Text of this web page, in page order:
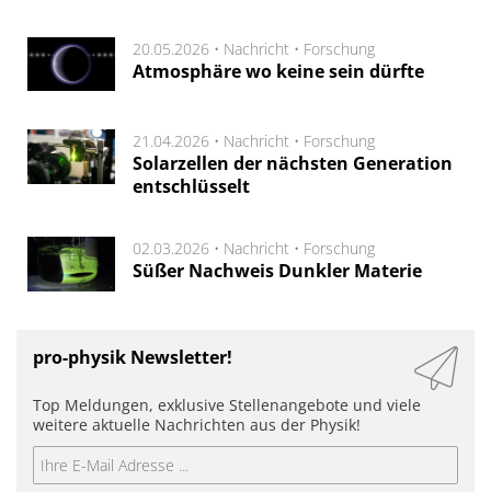
20.05.2026 • Nachricht • Forschung
Atmosphäre wo keine sein dürfte
21.04.2026 • Nachricht • Forschung
Solarzellen der nächsten Generation
entschlüsselt
02.03.2026 • Nachricht • Forschung
Süßer Nachweis Dunkler Materie
pro-physik Newsletter!
Top Meldungen, exklusive Stellenangebote und viele
weitere aktuelle Nachrichten aus der Physik!